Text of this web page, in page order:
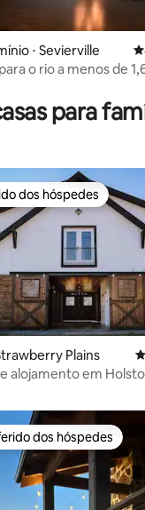
média de 5, 121
⋅ Sevierville
o rio a menos de
para
média de 5, 151
dos hóspedes
dos hóspedes
Plains
alojamento em
melhores preferidos
dos hóspedes